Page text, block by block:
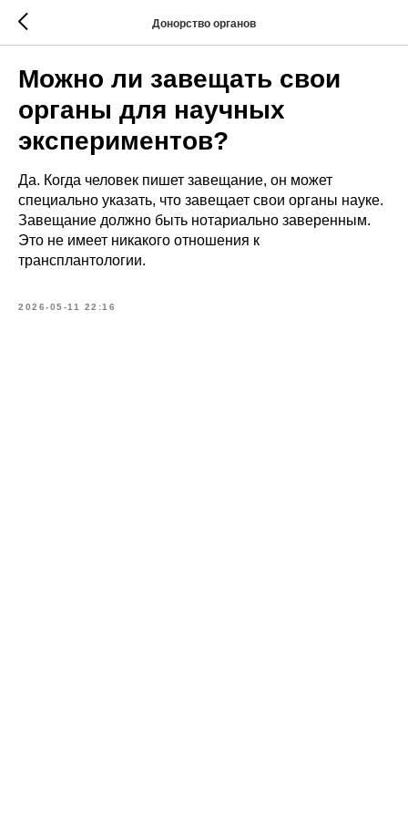
Донорство органов
Можно ли завещать свои
органы для научных
экспериментов?
Да. Когда человек пишет завещание, он может
специально указать, что завещает свои органы науке.
Завещание должно быть нотариально заверенным.
Это не имеет никакого отношения к
трансплантологии.
2026-05-11 22:16